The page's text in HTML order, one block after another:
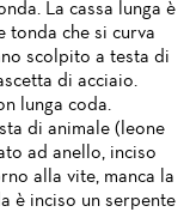
La cassa lunga è
tonda che si curva
scolpito a testa di
di acciaio.
lunga coda.
di animale (leone
ad anello, inciso
alla vite, manca la
è inciso un serpente